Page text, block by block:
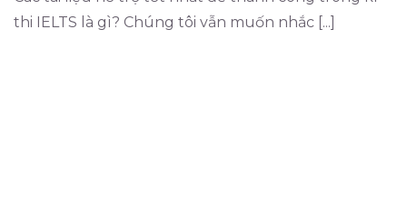
thi IELTS là gì? Chúng tôi vẫn muốn nhắc [...]